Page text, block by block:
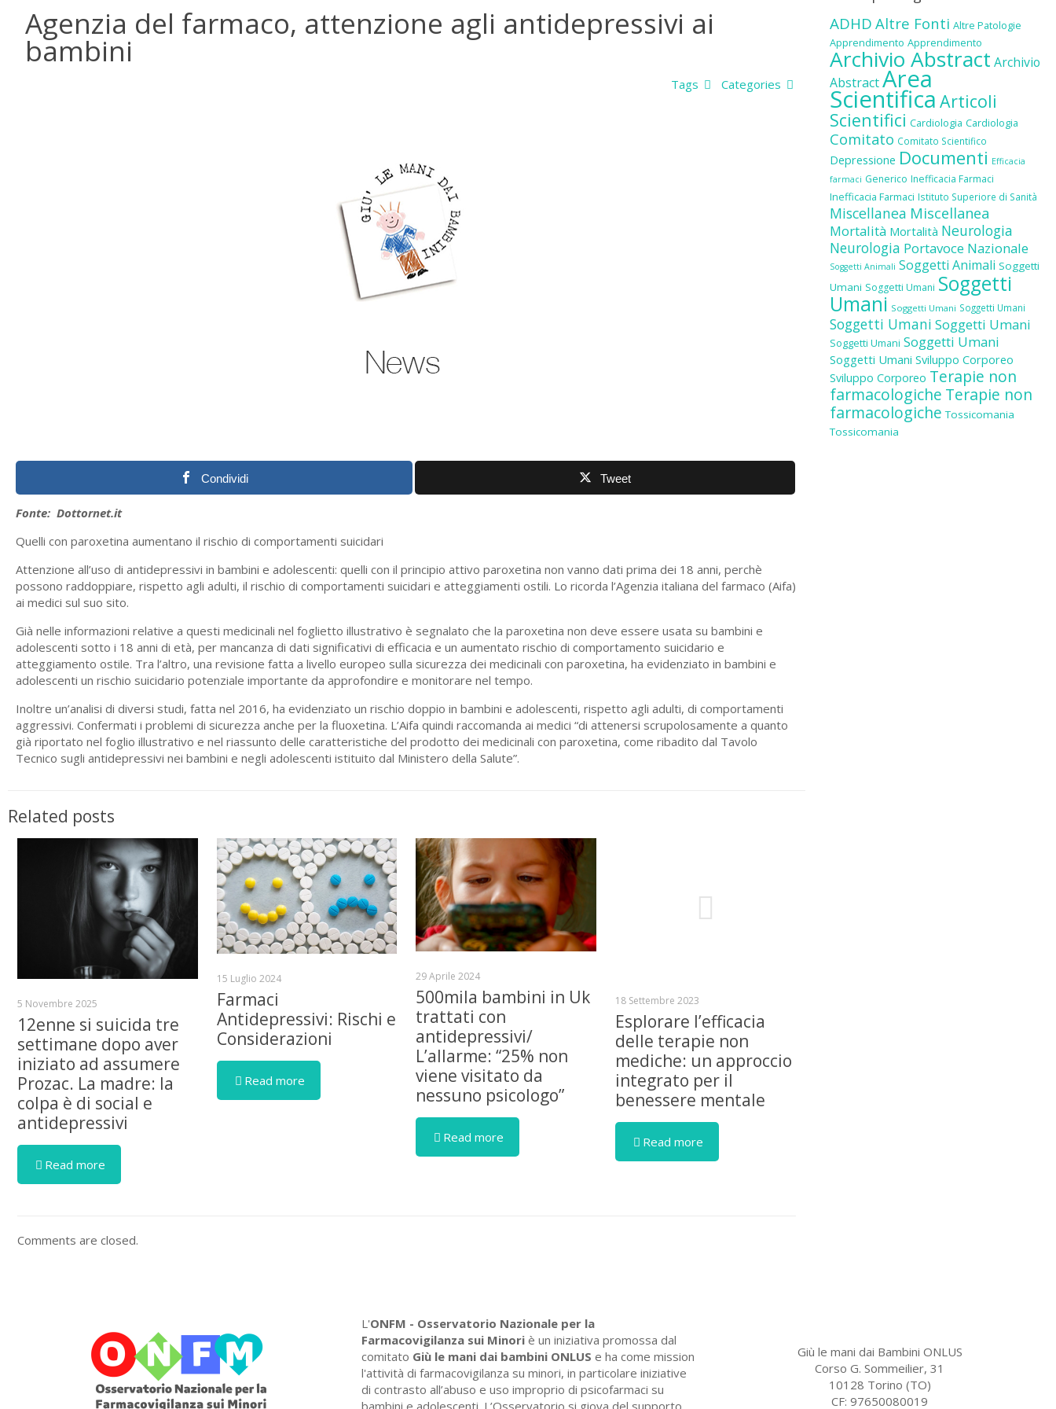
Agenzia del farmaco, attenzione agli antidepressivi ai
bambini
Categories
Tags
Condividi Tweet
Fonte: Dottornet.it
Quelli con paroxetina aumentano il rischio di comportamenti suicidari
Attenzione all’uso di antidepressivi in bambini e adolescenti: quelli con il principio attivo paroxetina non vanno dati prima dei 18 anni, perchè
possono raddoppiare, rispetto agli adulti, il rischio di comportamenti suicidari e atteggiamenti ostili. Lo ricorda l’Agenzia italiana del farmaco (Aifa)
ai medici sul suo sito.
Già nelle informazioni relative a questi medicinali nel foglietto illustrativo è segnalato che la paroxetina non deve essere usata su bambini e
adolescenti sotto i 18 anni di età, per mancanza di dati significativi di efficacia e un aumentato rischio di comportamento suicidario e
atteggiamento ostile. Tra l’altro, una revisione fatta a livello europeo sulla sicurezza dei medicinali con paroxetina, ha evidenziato in bambini e
adolescenti un rischio suicidario potenziale importante da approfondire e monitorare nel tempo.
Inoltre un’analisi di diversi studi, fatta nel 2016, ha evidenziato un rischio doppio in bambini e adolescenti, rispetto agli adulti, di comportamenti
aggressivi. Confermati i problemi di sicurezza anche per la fluoxetina. L’Aifa quindi raccomanda ai medici “di attenersi scrupolosamente a quanto
già riportato nel foglio illustrativo e nel riassunto delle caratteristiche del prodotto dei medicinali con paroxetina, come ribadito dal Tavolo
Tecnico sugli antidepressivi nei bambini e negli adolescenti istituito dal Ministero della Salute”.
Related posts
5 Novembre 2025
12enne si suicida tre
settimane dopo aver
iniziato ad assumere
Prozac. La madre: la
colpa è di social e
antidepressivi
Read more
15 Luglio 2024
Farmaci
Antidepressivi: Rischi e
Considerazioni
Read more
29 Aprile 2024
500mila bambini in Uk
trattati con
antidepressivi/
L’allarme: “25% non
viene visitato da
nessuno psicologo”
Read more
18 Settembre 2023
Esplorare l’efficacia
delle terapie non
mediche: un approccio
integrato per il
benessere mentale
Read more
Comments are closed.
ADHD Altre Fonti Altre Patologie
Apprendimento Apprendimento
Archivio Abstract Archivio
AbstractArea
Scientifica Articoli
Scientifici Cardiologia Cardiologia
Comitato Comitato Scientifico
Depressione Documenti Efficacia
farmaci Generico Inefficacia Farmaci
Inefficacia Farmaci Istituto Superiore di Sanità
Miscellanea Miscellanea
Mortalità Mortalità Neurologia
Neurologia Portavoce Nazionale
Soggetti Animali Soggetti Animali Soggetti
Umani Soggetti Umani Soggetti
Umani Soggetti Umani Soggetti Umani
Soggetti Umani Soggetti Umani
Soggetti Umani Soggetti Umani
Soggetti Umani Sviluppo Corporeo
Sviluppo Corporeo Terapie non
farmacologiche Terapie non
farmacologiche Tossicomania
Tossicomania
L'ONFM - Osservatorio Nazionale per la
Farmacovigilanza sui Minori è un iniziativa promossa dal
comitato Giù le mani dai bambini ONLUS e ha come mission
l'attività di farmacovigilanza su minori, in particolare iniziative
di contrasto all’abuso e uso improprio di psicofarmaci su
Giù le mani dai Bambini ONLUS
Corso G. Sommeilier, 31
10128 Torino (TO)
CF: 97650080019